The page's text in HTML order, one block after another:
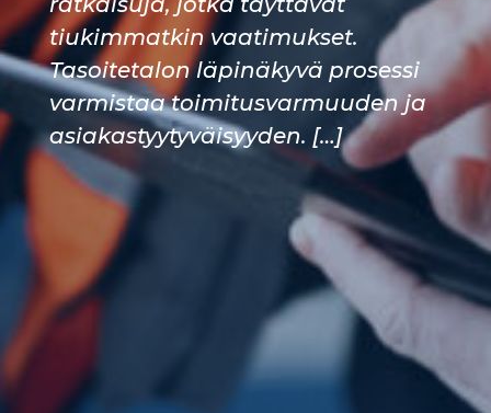
tiukimmatkin vaatimukset.
Tasoitetalon läpinäkyvä prosessi
varmistaa toimitusvarmuuden ja
asiakastyytyväisyyden. […]